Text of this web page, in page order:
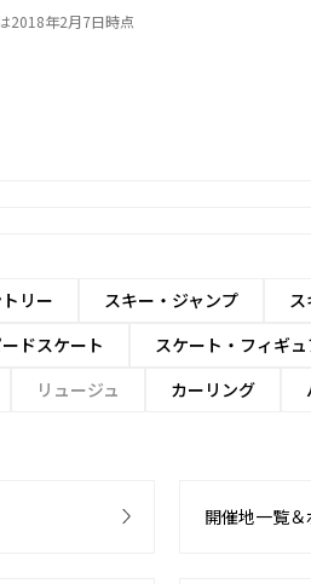
2018年2月7日時点
リー スキー・ジャンプ
ドスケート スケート・フィギ
リュージュ カーリング
開催地一覧